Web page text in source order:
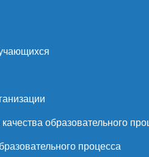
образовательного
процесса